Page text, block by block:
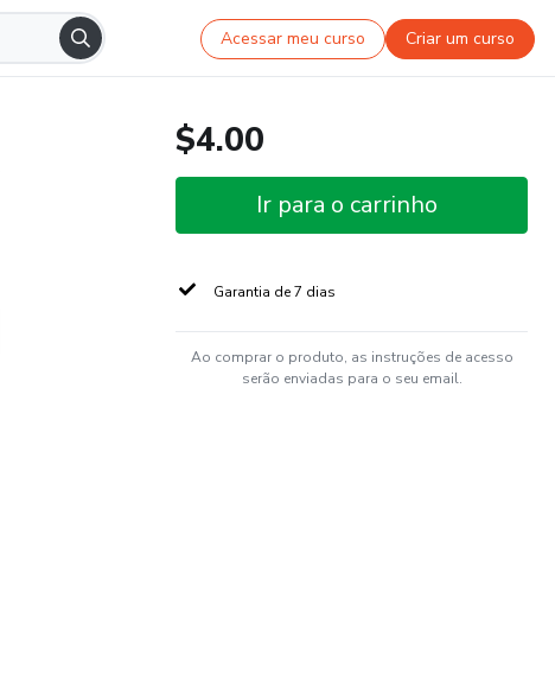
Acessar meu curso Criar um curso
$4.00
Ir para o carrinho
Garantia de 7 dias
Ao comprar o produto, as instruções de acesso
serão enviadas para o seu email.